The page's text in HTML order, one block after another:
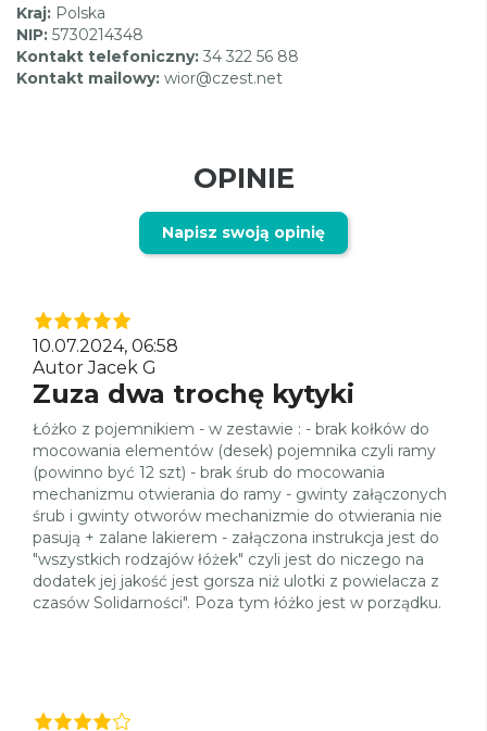
Kraj: Polska
NIP: 5730214348
Kontakt telefoniczny: 34 322 56 88
Kontakt mailowy: wior@czest.net
OPINIE
Napisz swoją opinię
10.07.2024, 06:58
Autor Jacek G
Zuza dwa trochę kytyki
Łóżko z pojemnikiem - w zestawie : - brak kołków do
mocowania elementów (desek) pojemnika czyli ramy
(powinno być 12 szt) - brak śrub do mocowania
mechanizmu otwierania do ramy - gwinty załączonych
śrub i gwinty otworów mechanizmie do otwierania nie
pasują + zalane lakierem - załączona instrukcja jest do
"wszystkich rodzajów łóżek" czyli jest do niczego na
dodatek jej jakość jest gorsza niż ulotki z powielacza z
czasów Solidarności". Poza tym łóżko jest w porządku.